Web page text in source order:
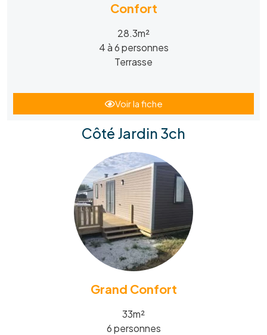
Confort
28.3m²
4 à 6 personnes
Terrasse
Voir la fiche
Côté Jardin 3ch
Grand Confort
33m²
6 personnes